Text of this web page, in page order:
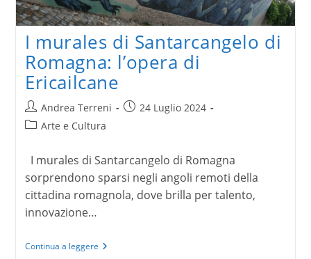
I murales di Santarcangelo di
Romagna: l’opera di
Ericailcane
Autore
dell'articolo:
Andrea Terreni
Articolo24 Luglio 2024
Categoria
Arte e Cultura
I murales di Santarcangelo di Romagna
sorprendono sparsi negli angoli remoti della
cittadina romagnola, dove brilla per talento,
innovazione…
Continua a leggereI